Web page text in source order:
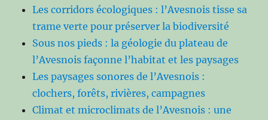
Les corridors écologiques : l’Avesnois tisse sa
trame verte pour préserver la biodiversité
Sous nos pieds : la géologie du plateau de
l’Avesnois façonne l’habitat et les paysages
Les paysages sonores de l’Avesnois :
clochers, forêts, rivières, campagnes
Climat et microclimats de l’Avesnois : une